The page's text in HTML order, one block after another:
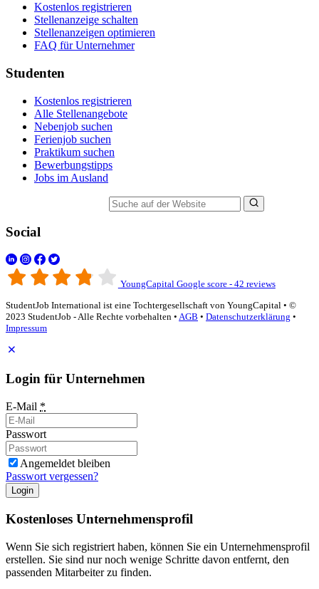
Kostenlos registrieren
Stellenanzeige schalten
Stellenanzeigen optimieren
FAQ für Unternehmer
Studenten
Kostenlos registrieren
Alle Stellenangebote
Nebenjob suchen
Ferienjob suchen
Praktikum suchen
Bewerbungstipps
Jobs im Ausland
Social
YoungCapital Google score - 42 reviews
StudentJob International ist eine Tochtergesellschaft von YoungCapital • ©
2023 StudentJob - Alle Rechte vorbehalten • AGB • Datenschutzerklärung •
Impressum
Login für Unternehmen
E-Mail *
Passwort
Angemeldet bleiben
Passwort vergessen?
Login
Kostenloses Unternehmensprofil
Wenn Sie sich registriert haben, können Sie ein Unternehmensprofil
erstellen. Sie sind nur noch wenige Schritte davon entfernt, den
passenden Mitarbeiter zu finden.